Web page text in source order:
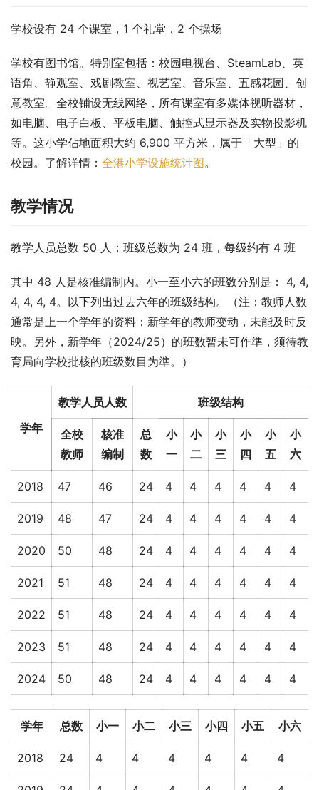
学校设有 24 个课室，1 个礼堂，2 个操场
学校有图书馆。特别室包括：校园电视台、SteamLab、英
语角、静观室、戏剧教室、视艺室、音乐室、五感花园、创
意教室。全校铺设无线网络，所有课室有多媒体视听器材，
如电脑、电子白板、平板电脑、触控式显示器及实物投影机
等。这小学佔地面积大约 6,900 平方米，属于「大型」的
校园。了解详情： 全港小学设施统计图。
教学情况
教学人员总数 50 人；班级总数为 24 班，每级约有 4 班
其中 48 人是核准编制内。小一至小六的班数分别是： 4, 4,
4, 4, 4, 4。以下列出过去六年的班级结构。（注：教师人数
通常是上一个学年的资料；新学年的教师变动，未能及时反
映。另外，新学年（2024/25）的班数暂未可作準，须待教
育局向学校批核的班级数目为準。）
学年
教学人员人数 班级结构
全校
教师
核准
编制
总
数
小
一
小
二
小
三
小
四
小
五
小
六
2018 47 46 24 4 4 4 4 4 4
2019 48 47 24 4 4 4 4 4 4
2020 50 48 24 4 4 4 4 4 4
2021 51 48 24 4 4 4 4 4 4
2022 51 48 24 4 4 4 4 4 4
2023 51 48 24 4 4 4 4 4 4
2024 50 48 24 4 4 4 4 4 4
学年 总数 小一 小二 小三 小四 小五 小六
2018 24 4 4 4 4 4 4